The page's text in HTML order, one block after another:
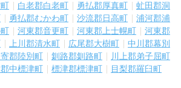
白老郡白老町 勇払郡厚真町
虻田郡洞
勇払郡むかわ町 沙流郡日高町
浦河郡浦
河東郡音更町 河東郡上士幌町
河東郡
上川郡清水町 広尾郡大樹町
中川郡幕別
郡陸別町 釧路郡釧路町
川上郡弟子屈町
中標津町 標津郡標津町 目梨郡羅臼町